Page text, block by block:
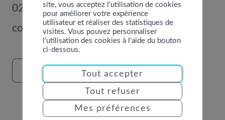
027 289 56 00
commune@nendaz.org
FORMULAIRE DE CONTACT
site, vous acceptez l'utilisation de cookies
pour améliorer votre expérience
utilisateur et réaliser des statistiques de
visites. Vous pouvez personnaliser
l'utilisation des cookies à l'aide du bouton
ci-dessous.
Tout accepter
Tout refuser
Mes préférences